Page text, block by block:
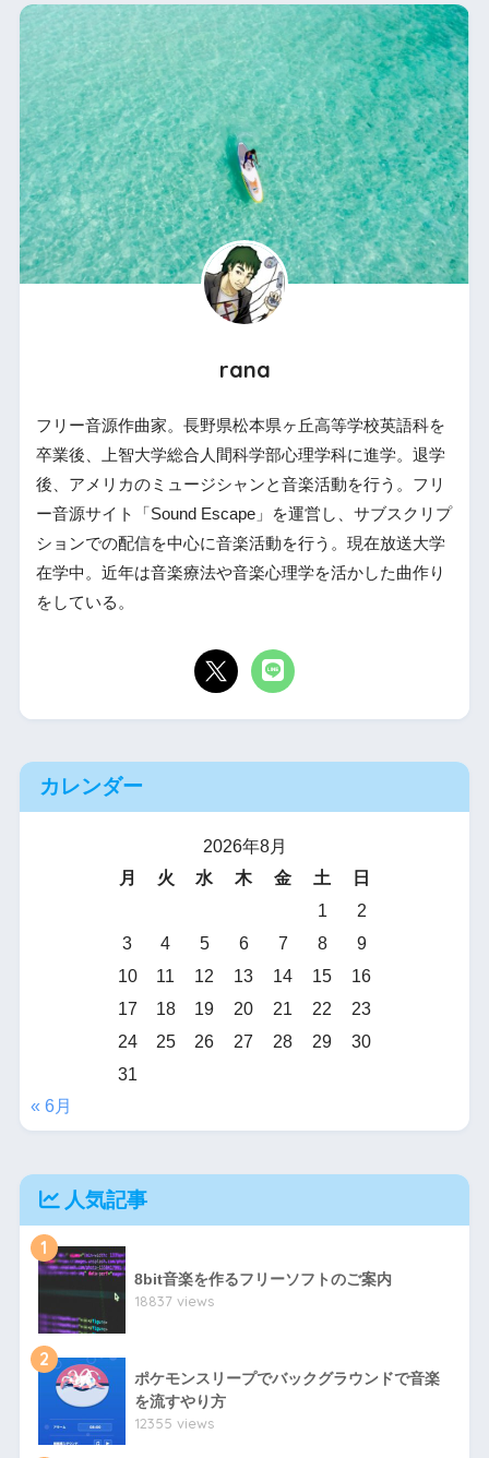
rana
フリー音源作曲家。長野県松本県ヶ丘高等学校英語科を
卒業後、上智大学総合人間科学部心理学科に進学。退学
後、アメリカのミュージシャンと音楽活動を行う。フリ
ー音源サイト「Sound Escape」を運営し、サブスクリプ
ションでの配信を中心に音楽活動を行う。現在放送大学
在学中。近年は音楽療法や音楽心理学を活かした曲作り
をしている。
カレンダー
2026年8月
月
火 水 木 金 土
日
1
2
3
4 5 6 7 8
9
10
11 12 13 14 15
16
17
18 19 20 21 22
23
24
25 26 27 28 29
30
31
« 6月
人気記事
1
8bit音楽を作るフリーソフトのご案内
18837 views
2
ポケモンスリープでバックグラウンドで音楽
を流すやり方
12355 views